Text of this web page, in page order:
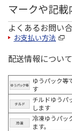
マークや記
よくあるお問い
お支払い方法
配送情報について
ゆうパック等
す
チルドゆうパ
します
冷凍ゆうパッ
ます。